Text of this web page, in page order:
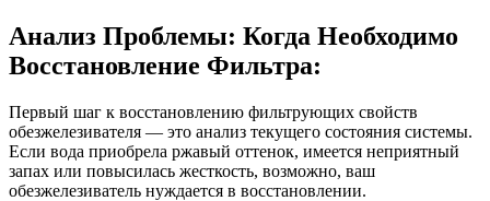
Анализ Проблемы: Когда Необходимо
Восстановление Фильтра:
Первый шаг к восстановлению фильтрующих свойств
обезжелезивателя — это анализ текущего состояния системы.
Если вода приобрела ржавый оттенок, имеется неприятный
запах или повысилась жесткость, возможно, ваш
обезжелезиватель нуждается в восстановлении.